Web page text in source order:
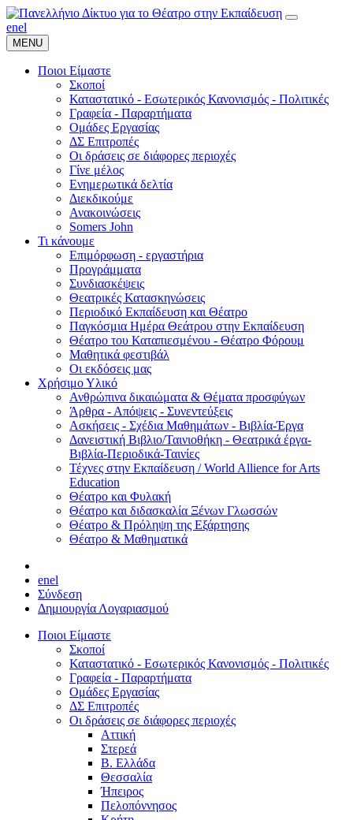
enel
MENU
Ποιοι Είμαστε
Σκοποί
Καταστατικό - Εσωτερικός Κανονισμός - Πολιτικές
Γραφεία - Παραρτήματα
Ομάδες Εργασίας
ΔΣ Επιτροπές
Οι δράσεις σε διάφορες περιοχές
Γίνε μέλος
Ενημερωτικά δελτία
Διεκδικούμε
Ανακοινώσεις
Somers John
Τι κάνουμε
Επιμόρφωση - εργαστήρια
Προγράμματα
Συνδιασκέψεις
Θεατρικές Κατασκηνώσεις
Περιοδικό Εκπαίδευση και Θέατρο
Παγκόσμια Ημέρα Θεάτρου στην Εκπαίδευση
Θέατρο του Καταπιεσμένου - Θέατρο Φόρουμ
Μαθητικά φεστιβάλ
Οι εκδόσεις μας
Χρήσιμο Υλικό
Ανθρώπινα δικαιώματα & Θέματα προσφύγων
Άρθρα - Απόψεις - Συνεντεύξεις
Ασκήσεις - Σχέδια Μαθημάτων - Βιβλία-Έργα
Δανειστική Βιβλιο/Ταινιοθήκη - Θεατρικά έργα-
Βιβλία-Περιοδικά-Ταινίες
Τέχνες στην Εκπαίδευση / World Allience for Arts
Education
Θέατρο και Φυλακή
Θέατρο και διδασκαλία Ξένων Γλωσσών
Θέατρο & Πρόληψη της Εξάρτησης
Θέατρο & Μαθηματικά
enel
Σύνδεση
Δημιουργία Λογαριασμού
Ποιοι Είμαστε
Σκοποί
Καταστατικό - Εσωτερικός Κανονισμός - Πολιτικές
Γραφεία - Παραρτήματα
Ομάδες Εργασίας
ΔΣ Επιτροπές
Οι δράσεις σε διάφορες περιοχές
Αττική
Στερεά
Β. Ελλάδα
Θεσσαλία
Ήπειρος
Πελοπόννησος